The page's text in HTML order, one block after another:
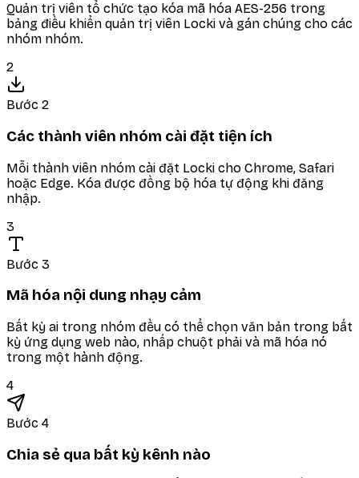
Quản trị viên tổ chức tạo kóa mã hóa AES-256 trong
bảng điều khiển quản trị viên Locki và gán chúng cho các
nhóm nhóm.
2
Bước 2
Các thành viên nhóm cài đặt tiện ích
Mỗi thành viên nhóm cài đặt Locki cho Chrome, Safari
hoặc Edge. Kóa được đồng bộ hóa tự động khi đăng
nhập.
3
Bước 3
Mã hóa nội dung nhạy cảm
Bất kỳ ai trong nhóm đều có thể chọn văn bản trong bất
kỳ ứng dụng web nào, nhấp chuột phải và mã hóa nó
trong một hành động.
4
Bước 4
Chia sẻ qua bất kỳ kênh nào